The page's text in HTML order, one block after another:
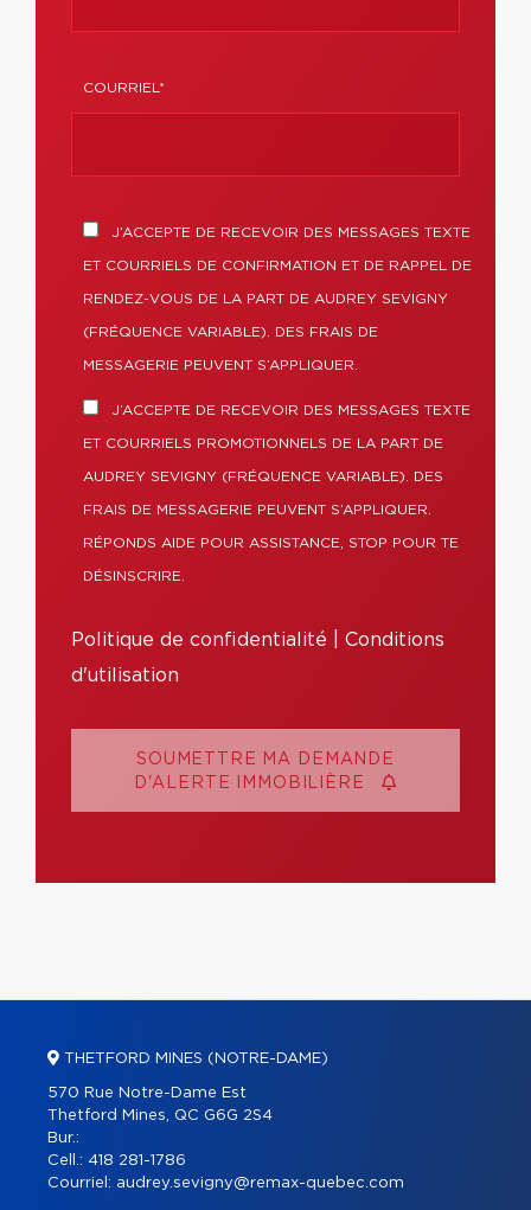
COURRIEL*
J’ACCEPTE DE RECEVOIR DES MESSAGES TEXTE
ET COURRIELS DE CONFIRMATION ET DE RAPPEL DE
RENDEZ-VOUS DE LA PART DE AUDREY SEVIGNY
(FRÉQUENCE VARIABLE). DES FRAIS DE
MESSAGERIE PEUVENT S’APPLIQUER.
J’ACCEPTE DE RECEVOIR DES MESSAGES TEXTE
ET COURRIELS PROMOTIONNELS DE LA PART DE
AUDREY SEVIGNY (FRÉQUENCE VARIABLE). DES
FRAIS DE MESSAGERIE PEUVENT S’APPLIQUER.
RÉPONDS AIDE POUR ASSISTANCE, STOP POUR TE
DÉSINSCRIRE.
Politique de confidentialité
Conditions
d'utilisation
SOUMETTRE MA DEMANDE
D'ALERTE IMMOBILIÈRE
THETFORD MINES (NOTRE-DAME)
570 Rue Notre-Dame Est
Thetford Mines, QC G6G 2S4
Bur.:
Cell.: 418 281-1786
Courriel: audrey.sevigny@remax-quebec.com